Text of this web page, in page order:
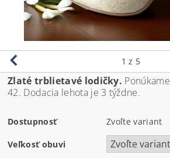
1 z 5
Zlaté trblietavé lodičky.
42. Dodacia lehota je 3 týždne.
Dostupnosť Zvoľte variant
Veľkosť obuvi